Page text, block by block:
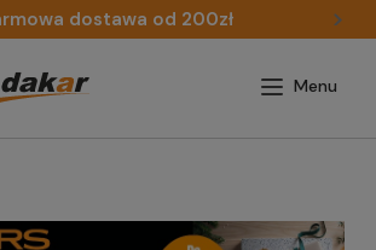
dostawa od 200zł